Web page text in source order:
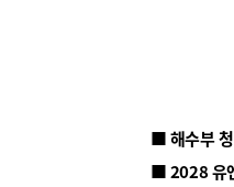
■ 해수부
■ 2028 유